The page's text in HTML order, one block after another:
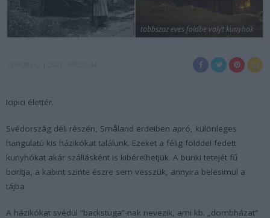
tobbszaz eves foldbe valyt kunyhok
Icipici élettér.
Svédország déli részén, Småland erdeiben apró, különleges
hangulatú kis házikókat találunk. Ezeket a félig földdel fedett
kunyhókat akár szállásként is kibérelhetjük. A bunki tetejét fű
borítja, a kabint szinte észre sem vesszük, annyira belesimul a
tájba.
A házikókat svédül “backstuga”-nak nevezik, ami kb. „dombházat”